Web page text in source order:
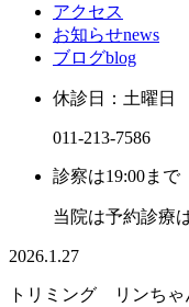
アクセス
お知らせnews
ブログblog
休診日：土曜日
011-213-7586
診察は19:00まで
当院は予約診療
2026.1.27
トリミング リンちゃ